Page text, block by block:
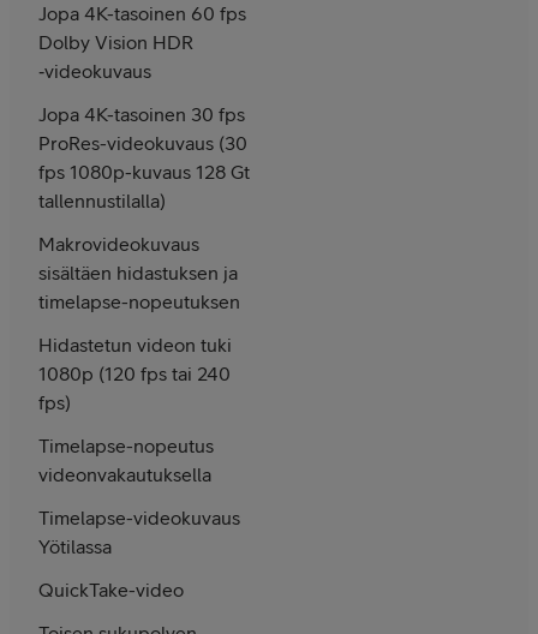
Jopa 4K-tasoinen 60 fps
Dolby Vision HDR
‑videokuvaus
Jopa 4K-tasoinen 30 fps
ProRes-videokuvaus (30
fps 1080p-kuvaus 128 Gt
tallennus­tilalla)
Makrovideokuvaus
sisältäen hidastuksen ja
timelapse-nopeutuksen
Hidastetun videon tuki
1080p (120 fps tai 240
fps)
Timelapse-nopeutus
videonvakautuksella
Timelapse-video­kuvaus
Yötilassa
QuickTake-video